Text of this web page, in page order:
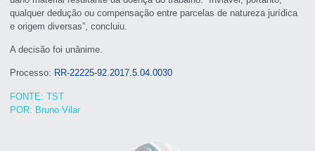
qualquer dedução ou compensação entre parcelas de natureza jurídica
e origem diversas”, concluiu.
A decisão foi unânime.
Processo: RR-22225-92.2017.5.04.0030
FONTE: TST
POR: Bruno Vilar